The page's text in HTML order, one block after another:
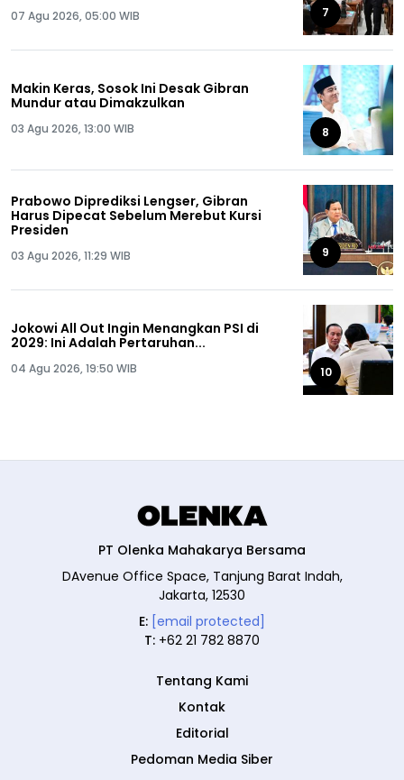
07 Agu 2026, 05:00 WIB 7
Makin Keras, Sosok Ini Desak Gibran
Mundur atau Dimakzulkan
03 Agu 2026, 13:00 WIB 8
Prabowo Diprediksi Lengser, Gibran
Harus Dipecat Sebelum Merebut Kursi
Presiden
03 Agu 2026, 11:29 WIB 9
Jokowi All Out Ingin Menangkan PSI di
2029: Ini Adalah Pertaruhan...
04 Agu 2026, 19:50 WIB 10
PT Olenka Mahakarya Bersama
DAvenue Office Space, Tanjung Barat Indah,
Jakarta, 12530
E: [email protected]
T: +62 21 782 8870
Tentang Kami
Kontak
Editorial
Pedoman Media Siber